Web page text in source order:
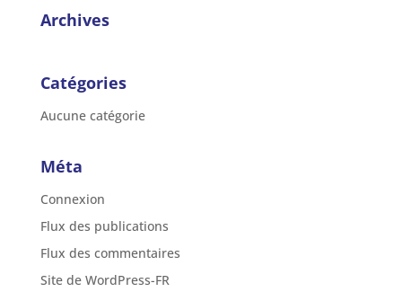
Archives
Catégories
Aucune catégorie
Méta
Connexion
Flux des publications
Flux des commentaires
Site de WordPress-FR